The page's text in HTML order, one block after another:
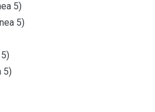
5)
5)
5)